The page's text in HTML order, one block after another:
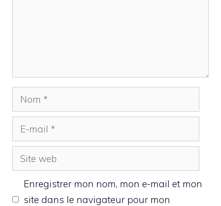
Nom
mail
Site
web
Enregistrer mon nom, mon e-mail et mon
site dans le navigateur pour mon